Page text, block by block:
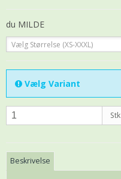
du MILDE
Vælg Størrelse (XS-XXXL)
Vælg Variant
Stk
Beskrivelse